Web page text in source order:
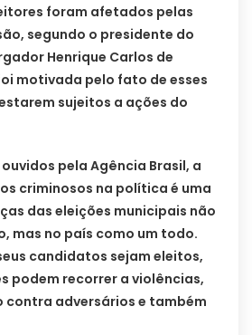
foram afetados pelas
segundo o presidente do
Henrique Carlos de
motivada pelo fato de esses
sujeitos a ações do
pela Agência Brasil, a
criminosos na política é uma
das eleições municipais não
mas no país como um todo.
candidatos sejam eleitos,
podem recorrer a violências,
contra adversários e também